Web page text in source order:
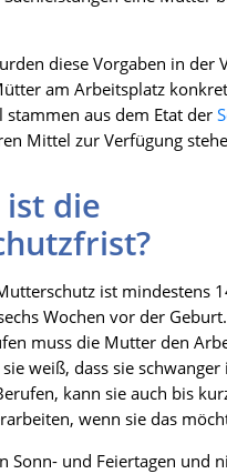
diese Vorgaben in der
am Arbeitsplatz
aus dem Etat der
Mittel zur Verfügung
ist die
ist mindestens
Wochen vor der
muss die Mutter den
weiß, dass sie schwanger
kann sie auch bis
wenn sie das
Sonn- und Feiertagen und